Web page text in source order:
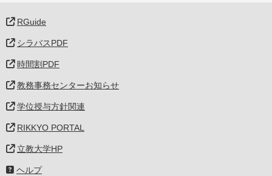
RGuide
シラバスPDF
時間割PDF
教務事務センターお知らせ
学位授与方針関連
RIKKYO PORTAL
立教大学HP
ヘルプ